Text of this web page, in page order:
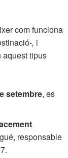
com funciona
-, i
tipus
setembre, es
responsable